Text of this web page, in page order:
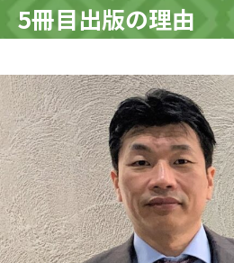
5冊目出版の理由